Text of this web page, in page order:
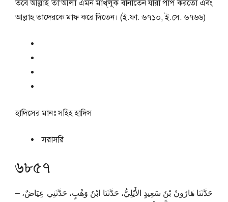
তবে আল্লাহ তা‘আলা এমন মাখ্‌লূক বানাতেন যারা পাপ করতো এবং
আল্লাহ তাদেরকে মাফ করে দিতেন। (ই.ফা. ৬৭১০, ই.সে. ৬৭৬৬)
হাদিসের মানঃসহিহ হাদিস
সরাসরি
৬৮৫৭
حَدَّثَنَا هَارُونُ بْنُ سَعِيدٍ الأَيْلِيُّ، حَدَّثَنَا ابْنُ وَهْبٍ، حَدَّثَنِي عِيَاضٌ، –